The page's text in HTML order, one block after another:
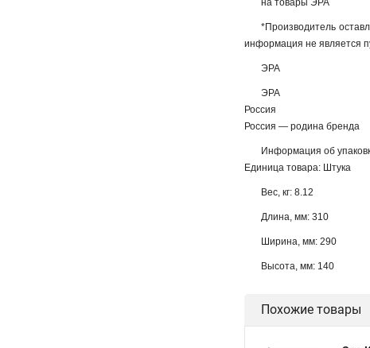
на товары ЭРА
*Производитель
информация не является
ЭРА
ЭРА
Россия
Россия — родина бренда
Информация об
Единица товара: Штука
Вес, кг: 8.12
Длина, мм: 310
Ширина, мм: 290
Высота, мм: 140
Похожие товары